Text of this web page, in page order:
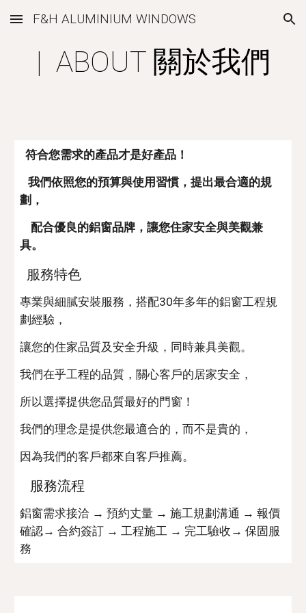
Skip to main content Skip to navigation
F&H ALUMINIUM WINDOWS
| ABOUT 關於我們
符合您需求的產品才是好產品！
我們依照您的預算與使用習慣，提出最合適的規
劃，
配合優良的鋁窗品牌，讓您住家安全與美觀兼
具。
服務特色
專業與細膩安裝服務，搭配30年多年的鋁窗工程規
劃經驗，
讓您的住家品質及安全升級，同時兼具美觀。
我們在乎工程的品質，關心客戶的居家安全，
所以選擇提供您品質最好的門窗！
我們的理念是提供您最適合的，而不是貴的，
因為我們的客戶都來自客戶推薦。
服務流程
鋁窗需求接洽 → 預約丈量 → 施工規劃溝通 → 報價
確認→ 合約簽訂 → 工程施工 → 完工驗收→ 保固服
務